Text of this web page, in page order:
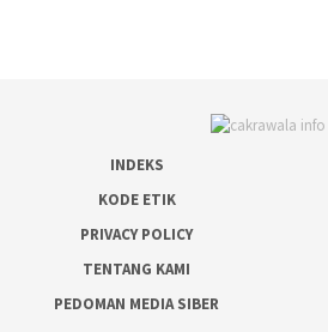
INDEKS
KODE ETIK
PRIVACY POLICY
TENTANG KAMI
PEDOMAN MEDIA SIBER